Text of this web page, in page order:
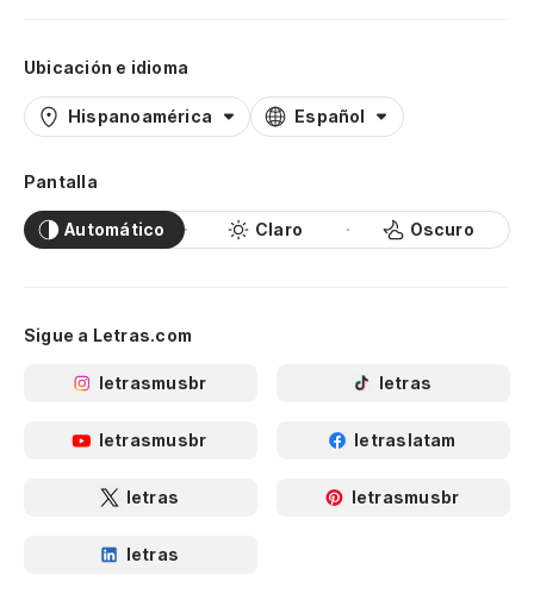
Ubicación e idioma
Hispanoamérica Español
Pantalla
Automático Claro Oscuro
Sigue a Letras.com
letrasmusbr letras
letrasmusbr letraslatam
letras letrasmusbr
letras